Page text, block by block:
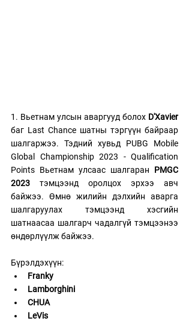
1. Вьетнам улсын аваргууд болох D'Xavier
баг Last Chance шатны тэргүүн байраар
шалгаржээ. Тэдний хувьд PUBG Mobile
Global Championship 2023 - Qualification
Points Bьетнам улсаас шалгаран PMGC
2023 тэмцээнд оролцох эрхээ авч
байжээ. Өмнө жилийн дэлхийн аварга
шалгаруулах тэмцээнд хэсгийн
шатнаасаа шалгарч чадалгүй тэмцээнээ
өндөрлүүлж байжээ.
Бүрэлдэхүүн:
Franky
Lamborghini
CHUA
LeVis